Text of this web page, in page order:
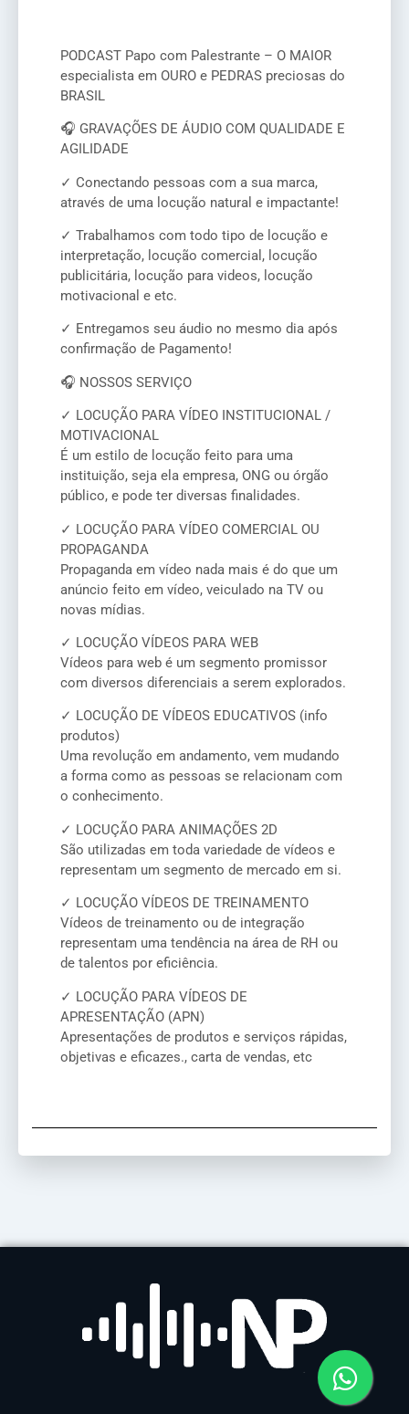
PODCAST Papo com Palestrante – O MAIOR
especialista em OURO e PEDRAS preciosas do
BRASIL
🎧 GRAVAÇÕES DE ÁUDIO COM QUALIDADE E
AGILIDADE
✓ Conectando pessoas com a sua marca,
através de uma locução natural e impactante!
✓ Trabalhamos com todo tipo de locução e
interpretação, locução comercial, locução
publicitária, locução para videos, locução
motivacional e etc.
✓ Entregamos seu áudio no mesmo dia após
confirmação de Pagamento!
🎧 NOSSOS SERVIÇO
✓ LOCUÇÃO PARA VÍDEO INSTITUCIONAL /
MOTIVACIONAL
É um estilo de locução feito para uma
instituição, seja ela empresa, ONG ou órgão
público, e pode ter diversas finalidades.
✓ LOCUÇÃO PARA VÍDEO COMERCIAL OU
PROPAGANDA
Propaganda em vídeo nada mais é do que um
anúncio feito em vídeo, veiculado na TV ou
novas mídias.
✓ LOCUÇÃO VÍDEOS PARA WEB
Vídeos para web é um segmento promissor
com diversos diferenciais a serem explorados.
✓ LOCUÇÃO DE VÍDEOS EDUCATIVOS (info
produtos)
Uma revolução em andamento, vem mudando
a forma como as pessoas se relacionam com
o conhecimento.
✓ LOCUÇÃO PARA ANIMAÇÕES 2D
São utilizadas em toda variedade de vídeos e
representam um segmento de mercado em si.
✓ LOCUÇÃO VÍDEOS DE TREINAMENTO
Vídeos de treinamento ou de integração
representam uma tendência na área de RH ou
de talentos por eficiência.
✓ LOCUÇÃO PARA VÍDEOS DE
APRESENTAÇÃO (APN)
Apresentações de produtos e serviços rápidas,
objetivas e eficazes., carta de vendas, etc